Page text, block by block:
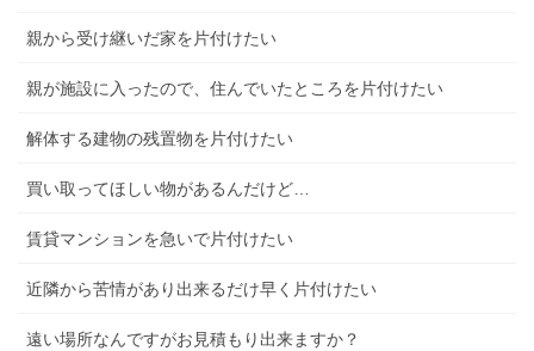
親から受け継いだ家を片付けたい
親が施設に入ったので、住んでいたところを片付けたい
解体する建物の残置物を片付けたい
買い取ってほしい物があるんだけど…
賃貸マンションを急いで片付けたい
近隣から苦情があり出来るだけ早く片付けたい
遠い場所なんですがお見積もり出来ますか？